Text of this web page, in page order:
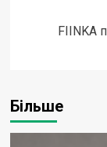
FIINKA
Більше